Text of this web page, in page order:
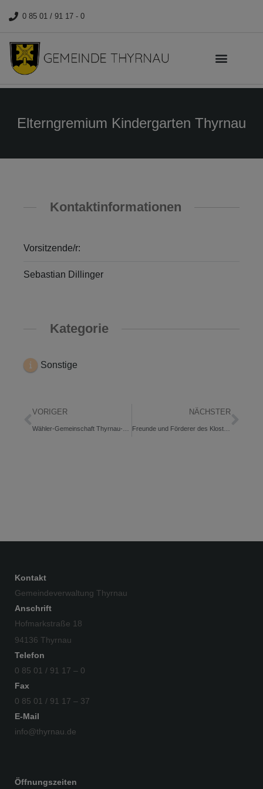
0 85 01 / 91 17 - 0
Elterngremium Kindergarten Thyrnau
Kontaktinformationen
Vorsitzende/r:
Sebastian Dillinger
Kategorie
Sonstige
VORIGER NÄCHSTER
Freunde und Förderer des Klosters Thyrnau e.V.
Kontakt
Gemeindeverwaltung Thyrnau
Anschrift
Hofmarkstraße 18
94136 Thyrnau
Telefon
0 85 01 / 91 17 – 0
Fax
0 85 01 / 91 17 – 37
E-Mail
info@thyrnau.de
Öffnungszeiten